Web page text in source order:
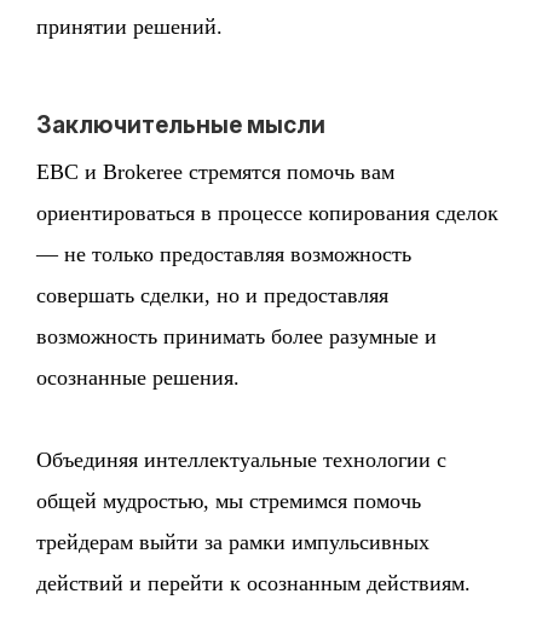
принятии решений.
Заключительные мысли
EBC и Brokeree стремятся помочь вам
ориентироваться в процессе копирования сделок
— не только предоставляя возможность
совершать сделки, но и предоставляя
возможность принимать более разумные и
осознанные решения.
Объединяя интеллектуальные технологии с
общей мудростью, мы стремимся помочь
трейдерам выйти за рамки импульсивных
действий и перейти к осознанным действиям.